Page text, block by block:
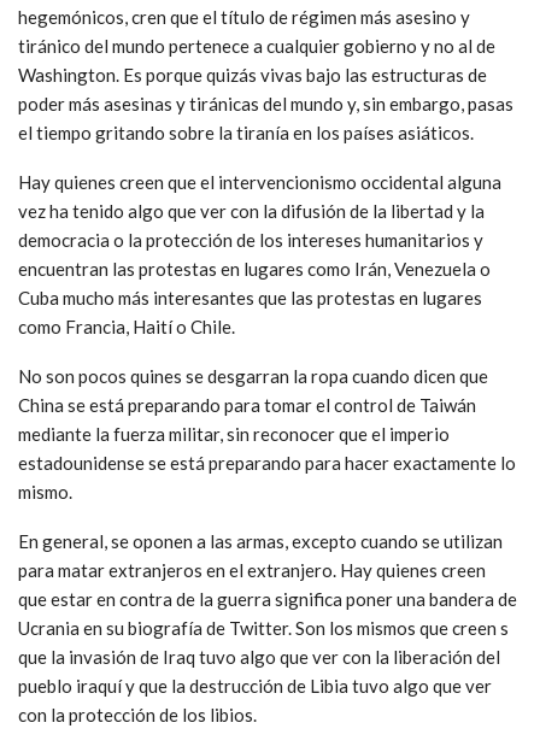
hegemónicos, cren que el título de régimen más asesino y
tiránico del mundo pertenece a cualquier gobierno y no al de
Washington. Es porque quizás vivas bajo las estructuras de
poder más asesinas y tiránicas del mundo y, sin embargo, pasas
el tiempo gritando sobre la tiranía en los países asiáticos.
Hay quienes creen que el intervencionismo occidental alguna
vez ha tenido algo que ver con la difusión de la libertad y la
democracia o la protección de los intereses humanitarios y
encuentran las protestas en lugares como Irán, Venezuela o
Cuba mucho más interesantes que las protestas en lugares
como Francia, Haití o Chile.
No son pocos quines se desgarran la ropa cuando dicen que
China se está preparando para tomar el control de Taiwán
mediante la fuerza militar, sin reconocer que el imperio
estadounidense se está preparando para hacer exactamente lo
mismo.
En general, se oponen a las armas, excepto cuando se utilizan
para matar extranjeros en el extranjero. Hay quienes creen
que estar en contra de la guerra significa poner una bandera de
Ucrania en su biografía de Twitter. Son los mismos que creen s
que la invasión de Iraq tuvo algo que ver con la liberación del
pueblo iraquí y que la destrucción de Libia tuvo algo que ver
con la protección de los libios.